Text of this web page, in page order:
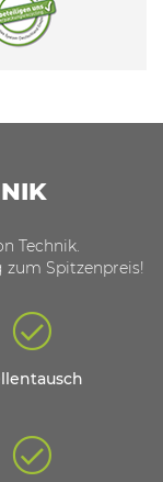
Technik.
zum Spitzenpreis!